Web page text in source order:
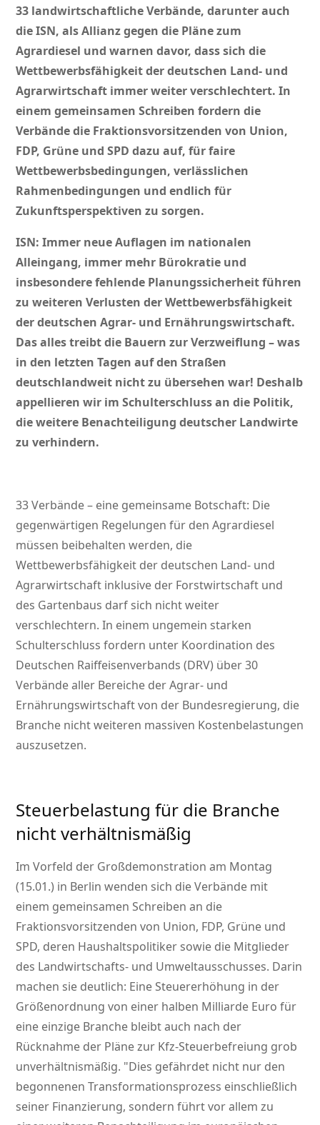
33 landwirtschaftliche Verbände, darunter auch
die ISN, als Allianz gegen die Pläne zum
Agrardiesel und warnen davor, dass sich die
Wettbewerbsfähigkeit der deutschen Land- und
Agrarwirtschaft immer weiter verschlechtert. In
einem gemeinsamen Schreiben fordern die
Verbände die Fraktionsvorsitzenden von Union,
FDP, Grüne und SPD dazu auf, für faire
Wettbewerbsbedingungen, verlässlichen
Rahmenbedingungen und endlich für
Zukunftsperspektiven zu sorgen.
ISN: Immer neue Auflagen im nationalen
Alleingang, immer mehr Bürokratie und
insbesondere fehlende Planungssicherheit führen
zu weiteren Verlusten der Wettbewerbsfähigkeit
der deutschen Agrar- und Ernährungswirtschaft.
Das alles treibt die Bauern zur Verzweiflung – was
in den letzten Tagen auf den Straßen
deutschlandweit nicht zu übersehen war! Deshalb
appellieren wir im Schulterschluss an die Politik,
die weitere Benachteiligung deutscher Landwirte
zu verhindern.
33 Verbände – eine gemeinsame Botschaft: Die
gegenwärtigen Regelungen für den Agrardiesel
müssen beibehalten werden, die
Wettbewerbsfähigkeit der deutschen Land- und
Agrarwirtschaft inklusive der Forstwirtschaft und
des Gartenbaus darf sich nicht weiter
verschlechtern. In einem ungemein starken
Schulterschluss fordern unter Koordination des
Deutschen Raiffeisenverbands (DRV) über 30
Verbände aller Bereiche der Agrar- und
Ernährungswirtschaft von der Bundesregierung, die
Branche nicht weiteren massiven Kostenbelastungen
auszusetzen.
Steuerbelastung für die Branche
nicht verhältnismäßig
Im Vorfeld der Großdemonstration am Montag
(15.01.) in Berlin wenden sich die Verbände mit
einem gemeinsamen Schreiben an die
Fraktionsvorsitzenden von Union, FDP, Grüne und
SPD, deren Haushaltspolitiker sowie die Mitglieder
des Landwirtschafts- und Umweltausschusses. Darin
machen sie deutlich: Eine Steuererhöhung in der
Größenordnung von einer halben Milliarde Euro für
eine einzige Branche bleibt auch nach der
Rücknahme der Pläne zur Kfz-Steuerbefreiung grob
unverhältnismäßig. Dies gefährdet nicht nur den
begonnenen Transformationsprozess einschließlich
seiner Finanzierung, sondern führt vor allem zu